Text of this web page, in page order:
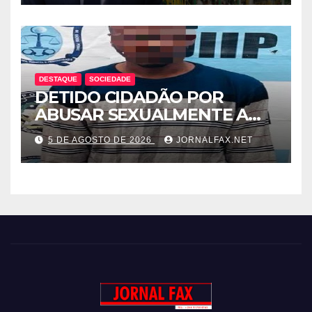
LEVANTA DÚVIDAS SOBRE A
TRANSPARÊNCIA DAS
CONTAS DO GOVERNO
DESTAQUE SOCIEDADE
DETIDO CIDADÃO POR
ABUSAR SEXUALMENTE A
CUNHADA MENOR DE IDADE
5 DE AGOSTO DE 2026 JORNALFAX.NET